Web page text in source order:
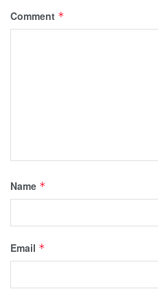
Comment *
Name *
Email *